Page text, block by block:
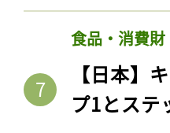
食品・消費
【日本】
プ1とステ